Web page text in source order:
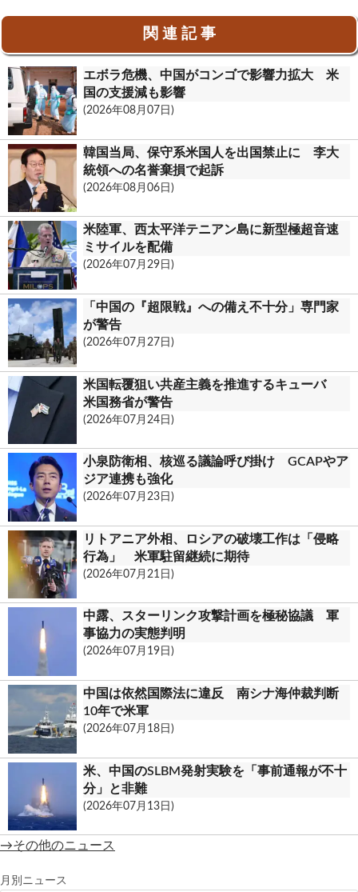
.
m
関 連 記 事
エボラ危機、中国がコンゴで影響力拡大 米
国の支援減も影響
(2026年08月07日)
韓国当局、保守系米国人を出国禁止に 李大
統領への名誉棄損で起訴
(2026年08月06日)
米陸軍、西太平洋テニアン島に新型極超音速
ミサイルを配備
(2026年07月29日)
「中国の『超限戦』への備え不十分」専門家
が警告
(2026年07月27日)
米国転覆狙い共産主義を推進するキューバ
米国務省が警告
(2026年07月24日)
小泉防衛相、核巡る議論呼び掛け GCAPやア
ジア連携も強化
(2026年07月23日)
リトアニア外相、ロシアの破壊工作は「侵略
行為」 米軍駐留継続に期待
(2026年07月21日)
中露、スターリンク攻撃計画を極秘協議 軍
事協力の実態判明
(2026年07月19日)
中国は依然国際法に違反 南シナ海仲裁判断
10年で米軍
(2026年07月18日)
米、中国のSLBM発射実験を「事前通報が不十
分」と非難
(2026年07月13日)
→その他のニュース
月別ニュース